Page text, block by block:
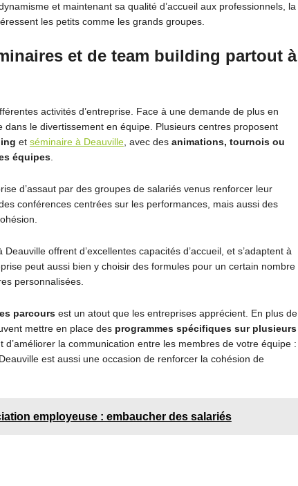
et maintenant sa qualité d’accueil aux professionnels, la
les petits comme les grands groupes.
et de team building partout à
activités d’entreprise. Face à une demande de plus en
dans le divertissement en équipe. Plusieurs centres proposent
et séminaire à Deauville, avec des animations, tournois ou
équipes.
d’assaut par des groupes de salariés venus renforcer leur
conférences centrées sur les performances, mais aussi des
offrent d’excellentes capacités d’accueil, et s’adaptent à
peut aussi bien y choisir des formules pour un certain nombre
personnalisées.
parcoursest un atout que les entreprises apprécient. En plus de
mettre en place des programmes spécifiques sur plusieurs
d’améliorer la communication entre les membres de votre équipe :
est aussi une occasion de renforcer la cohésion de
employeuse : embaucher des salariés